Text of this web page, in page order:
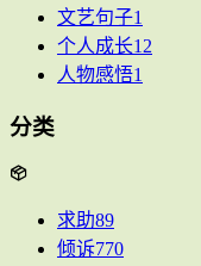
文艺句子1
个人成长12
人物感悟1
分类
求助89
倾诉770